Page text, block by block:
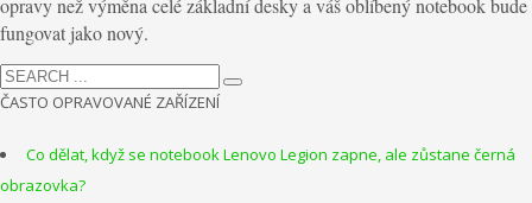
fungovat jako nový.
ČASTO OPRAVOVANÉ ZAŘÍZENÍ
Co dělat, když se notebook Lenovo Legion zapne, ale zůstane černá
obrazovka?